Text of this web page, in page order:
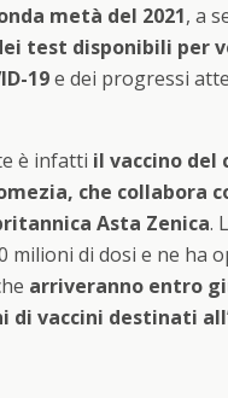
metà del 2021, a
test disponibili per
19e dei progressi
è infatti il vaccino del
che collabora
Asta Zenica.
milioni di dosi e ne ha
arriveranno entro
di vaccini destinati